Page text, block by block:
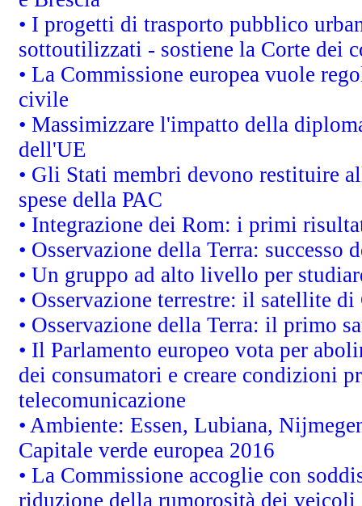
• I progetti di trasporto pubblico
sottoutilizzati - sostiene la Corte dei
• La Commissione europea vuole
civile
• Massimizzare l'impatto della
dell'UE
• Gli Stati membri devono restituire
spese della PAC
• Integrazione dei Rom: i primi
• Osservazione della Terra:
• Un gruppo ad alto livello per
• Osservazione terrestre: il satellite
• Osservazione della Terra: il primo
• Il Parlamento europeo vota per
dei consumatori e creare condizioni
telecomunicazione
• Ambiente: Essen, Lubiana,
Capitale verde europea 2016
• La Commissione accoglie con
riduzione della rumorosità dei veicoli